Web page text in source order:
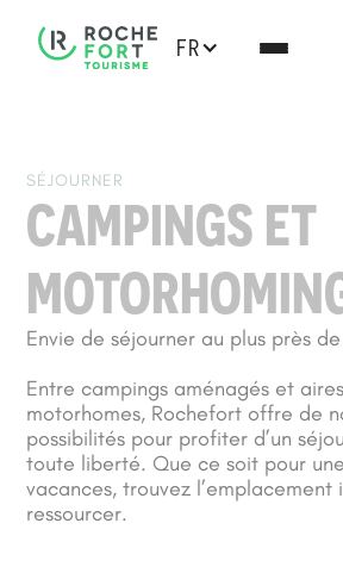
FR
SÉJOURNER
CAMPINGS ET
Envie de séjourner au plus près
Entre campings aménagés et
motorhomes, Rochefort offre de
possibilités pour profiter d’un
toute liberté. Que ce soit pour
vacances, trouvez l’emplacement
ressourcer.